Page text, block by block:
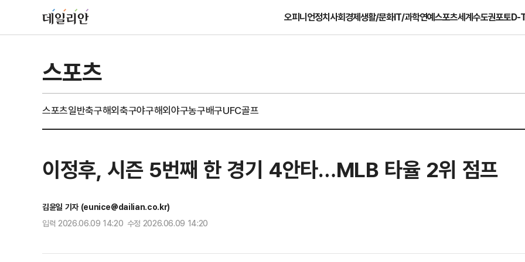
오피니언정치사회경제생활/문화IT/과학연예스포츠세계수도권포토D-
스포츠
스포츠일반축구해외축구야구해외야구농구배구UFC골프
이정후, 시즌 5번째 한 경기 4안타…MLB 타율 2위 점프
김윤일 기자 (eunice@dailian.co.kr)
입력 2026.06.09 14:20 수정 2026.06.09 14:20